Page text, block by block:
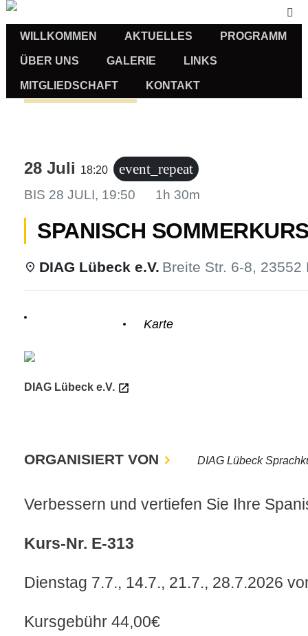
WILLKOMMEN AKTUELLES PROGRAMM
ÜBER UNS GALERIE LINKS
MITGLIEDSCHAFT KONTAKT
Sprachkurse
28 Juli 18:20 event_repeat
BIS 28 JULI, 19:50 1h 30m
SPANISCH
DIAG Lübeck e.V. Breite Str. 6-8, 23552
Karte
DIAG Lübeck e.V.
ORGANISIERT VON DIAG Lübeck
Verbessern und vertiefen Sie Ihre
Kurs-Nr. E-313
Dienstag 7.7., 14.7., 21.7., 28.7.2026
Kursgebühr 44,00€